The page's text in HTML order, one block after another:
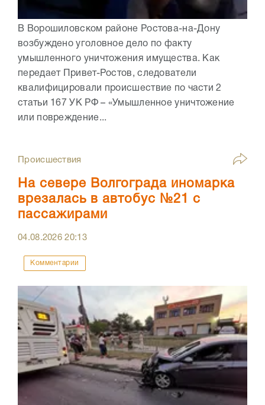
В Ворошиловском районе Ростова-на-Дону
возбуждено уголовное дело по факту
умышленного уничтожения имущества. Как
передает Привет-Ростов, следователи
квалифицировали происшествие по части 2
статьи 167 УК РФ – «Умышленное уничтожение
или повреждение...
Происшествия
На севере Волгограда иномарка
врезалась в автобус №21 с
пассажирами
04.08.202620:13
Комментарии